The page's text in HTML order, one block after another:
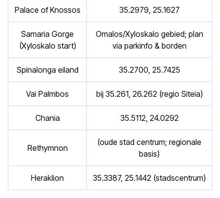
Palace of Knossos 35.2979, 25.1627
Samaria Gorge
(Xyloskalo start)
Omalos/Xyloskalo gebied; plan
via parkinfo & borden
Spinalonga eiland 35.2700, 25.7425
Vai Palmbos bij 35.261, 26.262 (regio Siteia)
Chania 35.5112, 24.0292
Rethymnon
(oude stad centrum; regionale
basis)
Heraklion 35.3387, 25.1442 (stadscentrum)